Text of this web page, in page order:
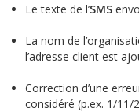
Le texte de l’SMS
La nom de
l’adresse client est
Correction d’une
considéré (p.ex. 1/